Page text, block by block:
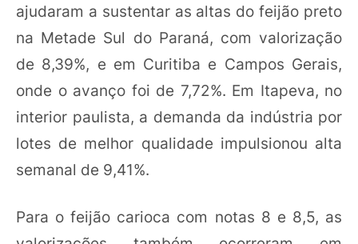
ajudaram a sustentar as altas do feijão preto
na Metade Sul do Paraná, com valorização
de 8,39%, e em Curitiba e Campos Gerais,
onde o avanço foi de 7,72%. Em Itapeva, no
interior paulista, a demanda da indústria por
lotes de melhor qualidade impulsionou alta
semanal de 9,41%.
Para o feijão carioca com notas 8 e 8,5, as